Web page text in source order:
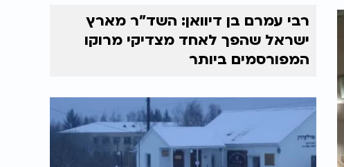
רבי עמרם בן דיוואן: השד"ר מארץ
ישראל שהפך לאחד מצדיקי מרוקו
המפורסמים ביותר